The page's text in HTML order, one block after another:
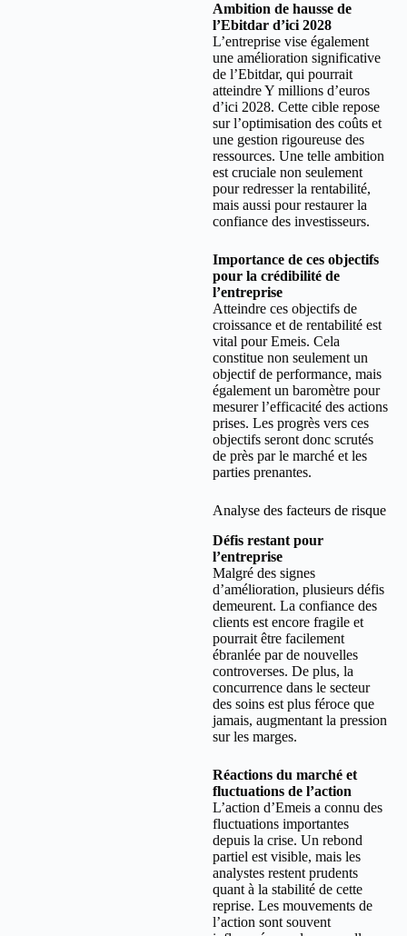
Ambition de hausse de
l’Ebitdar d’ici 2028
L’entreprise vise également
une amélioration significative
de l’Ebitdar, qui pourrait
atteindre Y millions d’euros
d’ici 2028. Cette cible repose
sur l’optimisation des coûts et
une gestion rigoureuse des
ressources. Une telle ambition
est cruciale non seulement
pour redresser la rentabilité,
mais aussi pour restaurer la
confiance des investisseurs.
Importance de ces objectifs
pour la crédibilité de
l’entreprise
Atteindre ces objectifs de
croissance et de rentabilité est
vital pour Emeis. Cela
constitue non seulement un
objectif de performance, mais
également un baromètre pour
mesurer l’efficacité des actions
prises. Les progrès vers ces
objectifs seront donc scrutés
de près par le marché et les
parties prenantes.
Analyse des facteurs de risque
Défis restant pour
l’entreprise
Malgré des signes
d’amélioration, plusieurs défis
demeurent. La confiance des
clients est encore fragile et
pourrait être facilement
ébranlée par de nouvelles
controverses. De plus, la
concurrence dans le secteur
des soins est plus féroce que
jamais, augmentant la pression
sur les marges.
Réactions du marché et
fluctuations de l’action
L’action d’Emeis a connu des
fluctuations importantes
depuis la crise. Un rebond
partiel est visible, mais les
analystes restent prudents
quant à la stabilité de cette
reprise. Les mouvements de
l’action sont souvent